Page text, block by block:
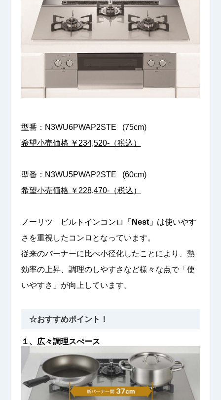
型番：N3WU6PWAP2STE (75cm)
希望小売価格 ￥234,520-（税込）
型番：N3WU5PWAP2STE (60cm)
希望小売価格 ￥228,470-（税込）
ノーリツ ビルトインコンロ 「Nest」 は使いやす
さを重視したコンロとなっています。
従来のバーナーに比べ小径化したことにより、熱
効率の上昇、調理のしやすさなど様々な点で「使
いやすさ」が向上しています。
☆おすすめポイント！
１、広々調理スぺース